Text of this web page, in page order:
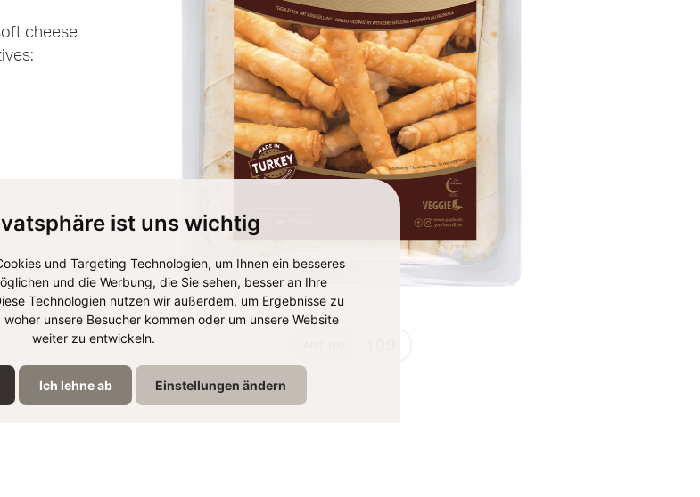
ist uns wichtig
und Targeting Technologien, um Ihnen ein besseres
und die Werbung, die Sie sehen, besser an Ihre
Technologien nutzen wir außerdem, um Ergebnisse zu
unsere Besucher kommen oder um unsere Website
weiter zu entwickeln.
Ich lehne ab Einstellungen ändern
cheese